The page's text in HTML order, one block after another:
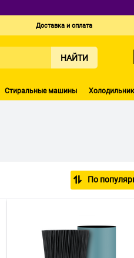
Доставка и оплата
НАЙТИ
Стиральные машины
По